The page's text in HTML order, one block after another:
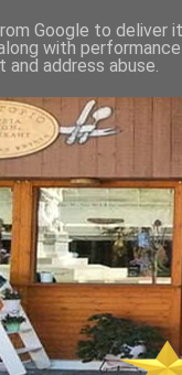
Google to deliver
with
address abuse.